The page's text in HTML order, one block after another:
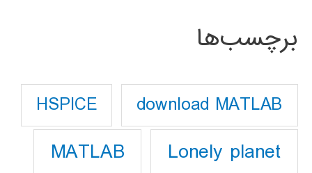
برچسب‌ها
download MATLAB
HSPICE
Lonely planet
MATLAB